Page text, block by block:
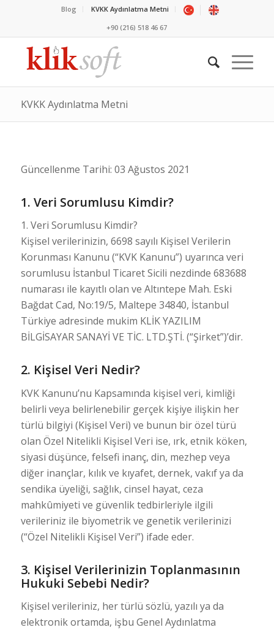
Blog
KVKK Aydınlatma Metni
+90 (216) 518 46 67
KVKK Aydınlatma Metni
Güncellenme Tarihi: 03 Ağustos 2021
1. Veri Sorumlusu Kimdir?
1. Veri Sorumlusu Kimdir?
Kişisel verilerinizin, 6698 sayılı Kişisel Verilerin
Korunması Kanunu (“KVK Kanunu”) uyarınca veri
sorumlusu İstanbul Ticaret Sicili nezdinde 683688
numarası ile kayıtlı olan ve Altıntepe Mah. Eski
Bağdat Cad, No:19/5, Maltepe 34840, İstanbul
Türkiye adresinde mukim KLİK YAZILIM
BİLGİSAYAR SANAYİ VE TİC. LTD.ŞTİ. (“Şirket”)’dir.
2. Kişisel Veri Nedir?
KVK Kanunu’nu Kapsamında kişisel veri, kimliği
belirli veya belirlenebilir gerçek kişiye ilişkin her
türlü bilgiyi (Kişisel Veri) ve bunun bir özel türü
olan Özel Nitelikli Kişisel Veri ise, ırk, etnik köken,
siyasi düşünce, felsefi inanç, din, mezhep veya
diğer inançlar, kılık ve kıyafet, dernek, vakıf ya da
sendika üyeliği, sağlık, cinsel hayat, ceza
mahkûmiyeti ve güvenlik tedbirleriyle ilgili
verileriniz ile biyometrik ve genetik verilerinizi
(“Özel Nitelikli Kişisel Veri”) ifade eder.
3. Kişisel Verilerinizin Toplanmasının
Hukuki Sebebi Nedir?
Kişisel verileriniz, her türlü sözlü, yazılı ya da
elektronik ortamda, işbu Genel Aydınlatma